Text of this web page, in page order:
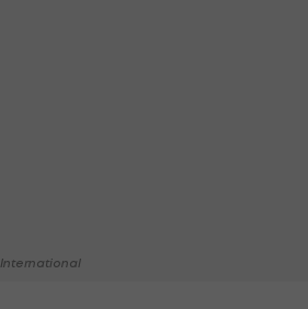
International